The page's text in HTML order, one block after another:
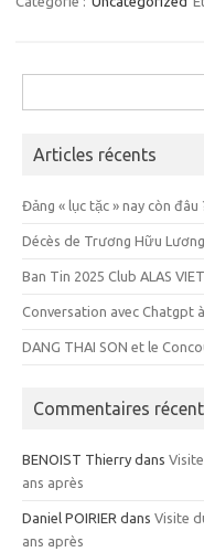
Articles récents
Đảng « lục tặc » nay còn đâu
Décès de Trương Hữu Lương
Ban Tin 2025 Club ALAS
Conversation avec Chatgpt
DANG THAI SON et le
Commentaires
BENOIST Thierry dans
ans après
Daniel POIRIER dans Visite
ans après